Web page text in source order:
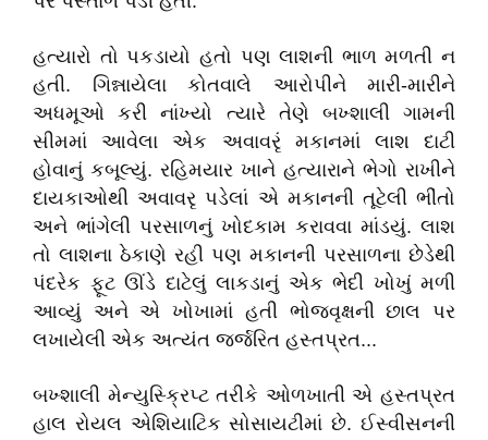
હત્યારો તો પકડાયો હતો પણ લાશની ભાળ મળતી ન
હતી. ગિન્નાયેલા કોતવાલે આરોપીને મારી-મારીને
અધમૂઓ
કરી નાંખ્યો ત્યારે તેણે બખ્શાલી
ગામની
સીમમાં
આવેલા એક અવાવરૃં મકાનમાં લાશ
દાટી
હોવાનું કબૂલ્યું. રહિમયાર ખાને હત્યારાને ભેગો રાખીને
દાયકાઓથી અવાવરૃ પડેલાં એ મકાનની તૂટેલી ભીંતો
અને ભાંગેલી પરસાળનું ખોદકામ કરાવવા માંડયું. લાશ
તો લાશના ઠેકાણે રહી પણ મકાનની પરસાળના છેડેથી
પંદરેક ફૂટ ઊંડે દાટેલું લાકડાનું એક ભેદી ખોખું મળી
આવ્યું અને એ ખોખામાં હતી ભોજવૃક્ષની છાલ
પર
લખાયેલી એક અત્યંત જર્જરિત હસ્તપ્રત...
બખ્શાલી મેન્યુસ્ક્રિપ્ટ તરીકે ઓળખાતી એ હસ્તપ્રત
હાલ રોયલ એશિયાટિક સોસાયટીમાં છે.ઈસ્વીસનની